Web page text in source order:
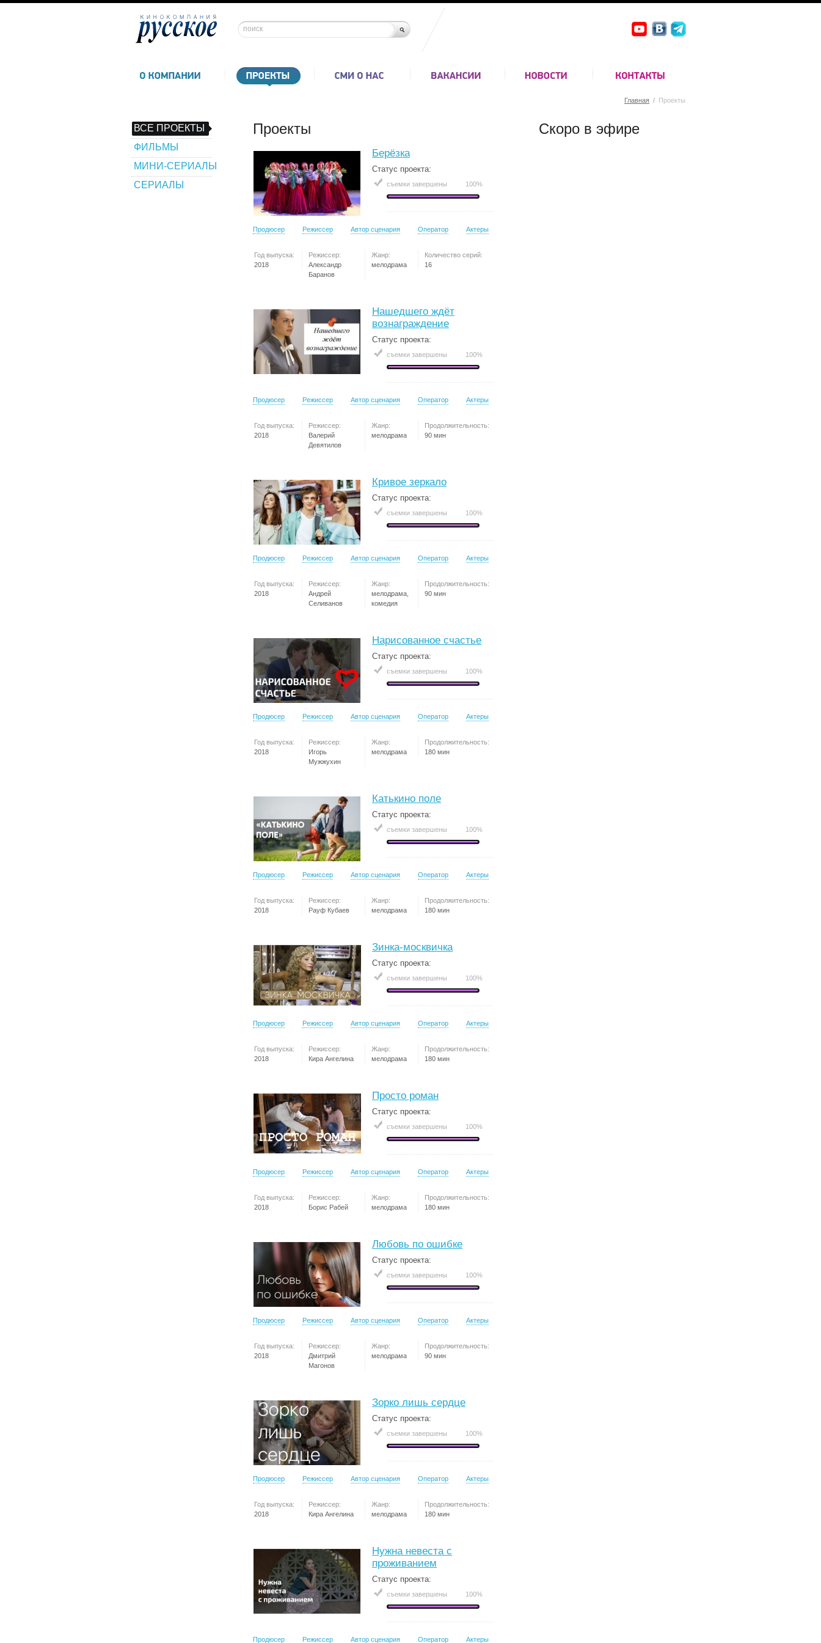
Главная / Проекты
ВСЕ ПРОЕКТЫ
ФИЛЬМЫ
МИНИ-СЕРИАЛЫ
СЕРИАЛЫ
Проекты
Берёзка
Статус проекта:
съемки завершены 100%
Продюсер Режиссер Автор сценария Оператор Актеры
Год выпуска:
2018
Режиссер:
Александр
Баранов
Жанр:
мелодрама
Количество серий:
16
Нашедшего ждёт
вознаграждение
Статус проекта:
съемки завершены 100%
Продюсер Режиссер Автор сценария Оператор Актеры
Год выпуска:
2018
Режиссер:
Валерий
Девятилов
Жанр:
мелодрама
Продолжительность:
90 мин
Кривое зеркало
Статус проекта:
съемки завершены 100%
Продюсер Режиссер Автор сценария Оператор Актеры
Год выпуска:
2018
Режиссер:
Андрей
Селиванов
Жанр:
мелодрама,
комедия
Продолжительность:
90 мин
Нарисованное счастье
Статус проекта:
съемки завершены 100%
Продюсер Режиссер Автор сценария Оператор Актеры
Год выпуска:
2018
Режиссер:
Игорь
Мужжухин
Жанр:
мелодрама
Продолжительность:
180 мин
Катькино поле
Статус проекта:
съемки завершены 100%
Продюсер Режиссер Автор сценария Оператор Актеры
Год выпуска:
2018
Режиссер:
Рауф Кубаев
Жанр:
мелодрама
Продолжительность:
180 мин
Зинка-москвичка
Статус проекта:
съемки завершены 100%
Продюсер Режиссер Автор сценария Оператор Актеры
Год выпуска:
2018
Режиссер:
Кира Ангелина
Жанр:
мелодрама
Продолжительность:
180 мин
Просто роман
Статус проекта:
съемки завершены 100%
Продюсер Режиссер Автор сценария Оператор Актеры
Год выпуска:
2018
Режиссер:
Борис Рабей
Жанр:
мелодрама
Продолжительность:
180 мин
Любовь по ошибке
Статус проекта:
съемки завершены 100%
Продюсер Режиссер Автор сценария Оператор Актеры
Год выпуска:
2018
Режиссер:
Дмитрий
Магонов
Жанр:
мелодрама
Продолжительность:
90 мин
Зорко лишь сердце
Статус проекта:
съемки завершены 100%
Продюсер Режиссер Автор сценария Оператор Актеры
Год выпуска:
2018
Режиссер:
Кира Ангелина
Жанр:
мелодрама
Продолжительность:
180 мин
Нужна невеста с
проживанием
Статус проекта:
съемки завершены 100%
Продюсер Режиссер Автор сценария Оператор Актеры
Скоро в эфире